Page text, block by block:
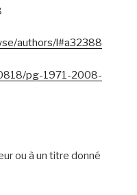
authors/l#a32388
pg-1971-2008-
ou à un titre donné